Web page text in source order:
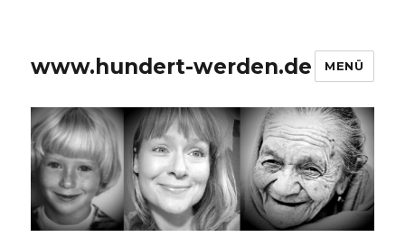
www.hundert-werden.de MENÜ